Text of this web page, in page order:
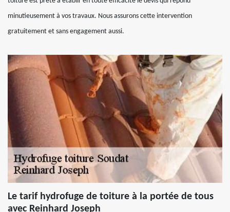
minutieusement à vos travaux. Nous assurons cette intervention
gratuitement et sans engagement aussi.
Le tarif hydrofuge de toiture à la portée de tous
avec Reinhard Joseph